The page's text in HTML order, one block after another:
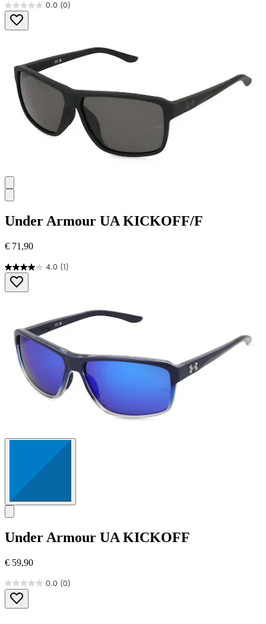
0.0 (0)
0.0
von
5
Under Armour UA KICKOFF/F
€ 71,90
4.0 (1)
4.0
von
5
Bewertung
Under Armour UA KICKOFF
€ 59,90
0.0 (0)
0.0
von
5